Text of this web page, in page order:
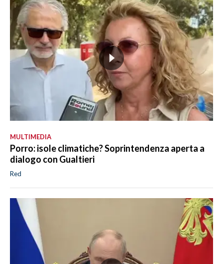
MULTIMEDIA
Porro: isole climatiche? Soprintendenza aperta a
dialogo con Gualtieri
Red